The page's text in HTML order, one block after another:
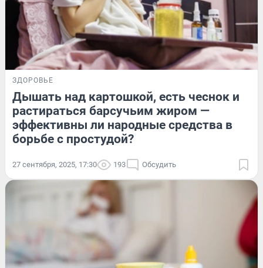
ЗДОРОВЬЕ
Дышать над картошкой, есть чеснок и
растираться барсучьим жиром —
эффективны ли народные средства в
борьбе с простудой?
27 сентября, 2025, 17:30 193 Обсудить